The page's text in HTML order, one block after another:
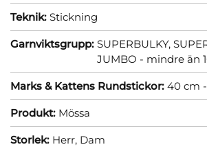
Teknik: Stickning
Garnviktsgrupp: SUPERBULKY,
JUMBO - mindre än
Marks & Kattens Rundstickor: 40 cm
Produkt: Mössa
Storlek: Herr, Dam